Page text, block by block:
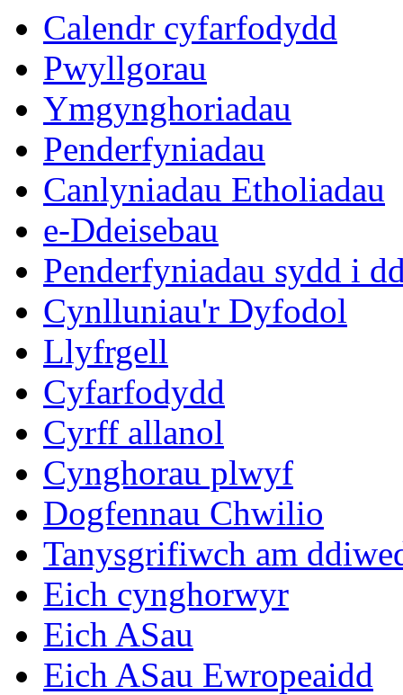
Calendr cyfarfodydd
Pwyllgorau
Ymgynghoriadau
Penderfyniadau
Canlyniadau Etholiadau
e-Ddeisebau
Penderfyniadau sydd i
Cynlluniau'r Dyfodol
Llyfrgell
Cyfarfodydd
Cyrff allanol
Cynghorau plwyf
Dogfennau Chwilio
Tanysgrifiwch am
Eich cynghorwyr
Eich ASau
Eich ASau Ewropeaidd